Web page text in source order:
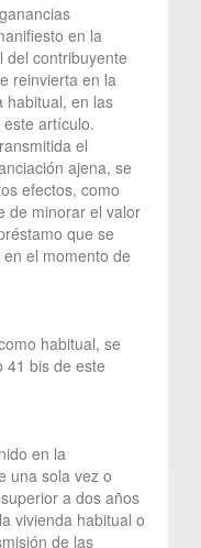
en la
del contribuyente
reinvierta en la
habitual, en las
artículo.
el
ajena, se
efectos, como
de minorar el valor
que se
el momento de
habitual, se
41 bis de este
en la
una sola vez o
a dos años
vivienda habitual o
de las